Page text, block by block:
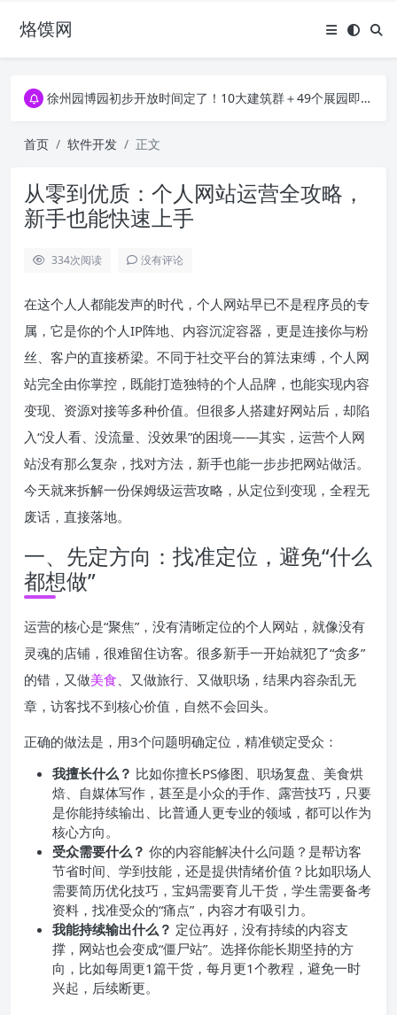
烙馍网16796个OpenClaw Skills合集下载｜总2.7G，压缩后仅738M，覆盖全场景技能
徐州园博园初步开放时间定了！10大建筑群＋49个展园即将亮相！
徐州园博园初步开放时间定了！10大建筑群＋49个展园即将亮相！
首页 软件开发 正文
从零到优质：个人网站运营全攻略，
新手也能快速上手
334次阅读 没有评论
在这个人人都能发声的时代，个人网站早已不是程序员的专
属，它是你的个人IP阵地、内容沉淀容器，更是连接你与粉
丝、客户的直接桥梁。不同于社交平台的算法束缚，个人网
站完全由你掌控，既能打造独特的个人品牌，也能实现内容
变现、资源对接等多种价值。但很多人搭建好网站后，却陷
入“没人看、没流量、没效果”的困境——其实，运营个人网
站没有那么复杂，找对方法，新手也能一步步把网站做活。
今天就来拆解一份保姆级运营攻略，从定位到变现，全程无
废话，直接落地。
一、先定方向：找准定位，避免“什么
都想做”
运营的核心是“聚焦”，没有清晰定位的个人网站，就像没有
灵魂的店铺，很难留住访客。很多新手一开始就犯了“贪多”
的错，又做美食、又做旅行、又做职场，结果内容杂乱无
章，访客找不到核心价值，自然不会回头。
正确的做法是，用3个问题明确定位，精准锁定受众：
我擅长什么？ 比如你擅长PS修图、职场复盘、美食烘
焙、自媒体写作，甚至是小众的手作、露营技巧，只要
是你能持续输出、比普通人更专业的领域，都可以作为
核心方向。
受众需要什么？ 你的内容能解决什么问题？是帮访客
节省时间、学到技能，还是提供情绪价值？比如职场人
需要简历优化技巧，宝妈需要育儿干货，学生需要备考
资料，找准受众的“痛点”，内容才有吸引力。
我能持续输出什么？ 定位再好，没有持续的内容支
撑，网站也会变成“僵尸站”。选择你能长期坚持的方
向，比如每周更1篇干货，每月更1个教程，避免一时
兴起，后续断更。